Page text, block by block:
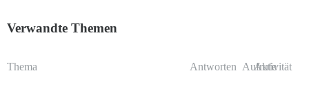
Verwandte Themen
Thema Antworten Aufrufe
Aktivität